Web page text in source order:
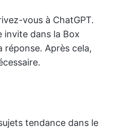
vous à ChatGPT.
invite dans la Box
réponse. Après cela,
tendance dans le